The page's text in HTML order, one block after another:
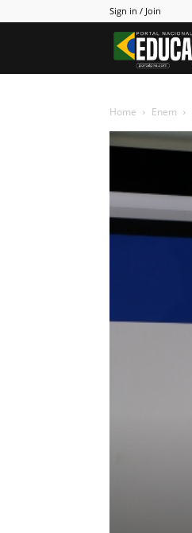
Sign in / Join
Home Enem